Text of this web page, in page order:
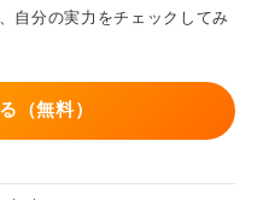
自分の実力をチェックしてみ
（無料）